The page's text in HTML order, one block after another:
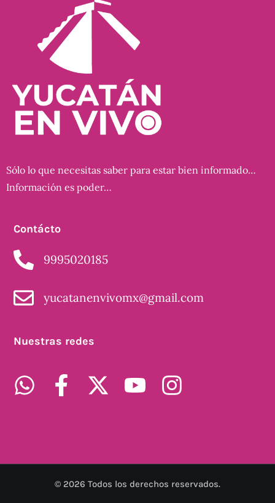
Sólo lo que necesitas saber para estar bien informado…
Información es poder…
Contácto
9995020185
yucatanenvivomx@gmail.com
Nuestras redes
© 2026 Todos los derechos reservados.